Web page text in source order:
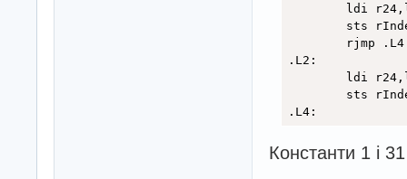
ldi
sts
        rjmp .L4
.L2:
ldi
sts
.L4:
Константи 1 і